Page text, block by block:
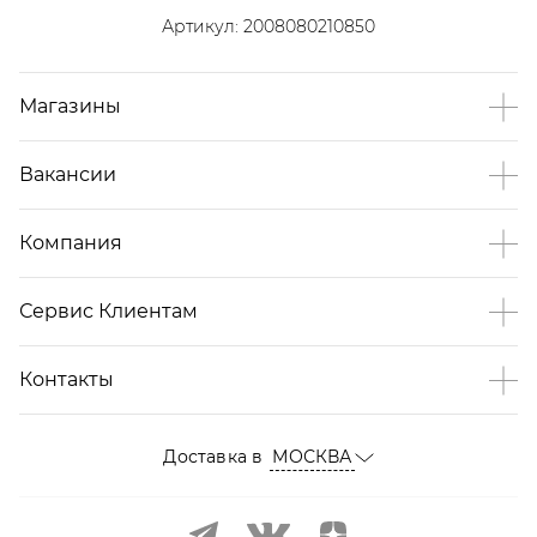
Артикул: 2008080210850
Магазины
Вакансии
Компания
Сервис Клиентам
Контакты
Доставка в МОСКВА